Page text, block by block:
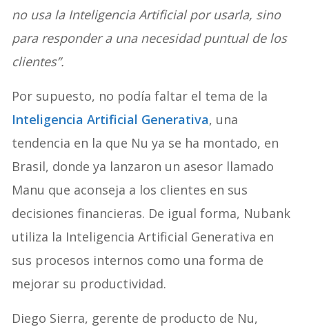
no usa la Inteligencia Artificial por usarla, sino
para responder a una necesidad puntual de los
clientes”.
Por supuesto, no podía faltar el tema de la
Inteligencia Artificial Generativa, una
tendencia en la que Nu ya se ha montado, en
Brasil, donde ya lanzaron un asesor llamado
Manu que aconseja a los clientes en sus
decisiones financieras. De igual forma, Nubank
utiliza la Inteligencia Artificial Generativa en
sus procesos internos como una forma de
mejorar su productividad.
Diego Sierra, gerente de producto de Nu,